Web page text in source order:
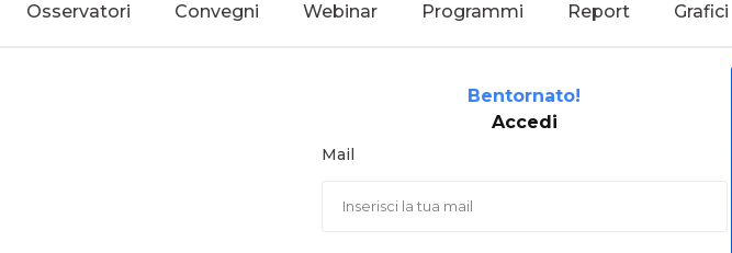
Osservatori Convegni Webinar Programmi Report Grafici
Bentornato!
Accedi
Mail